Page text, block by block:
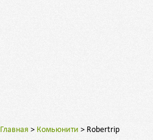
Главная > Комьюнити > Robertrip